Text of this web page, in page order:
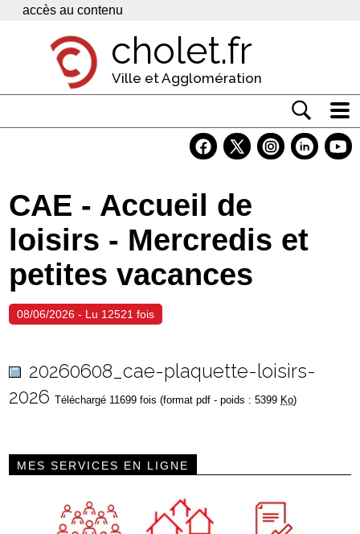
Panneau de gestion des cookies
accès au contenu
cholet.fr
Ville et Agglomération
Economie
Services
Contacts
CAE - Accueil de
loisirs - Mercredis et
petites vacances
08/06/2026 - Lu 12521 fois
20260608_cae-plaquette-loisirs-
2026 Téléchargé 11699 fois (format pdf - poids : 5399 Ko)
MES SERVICES EN LIGNE